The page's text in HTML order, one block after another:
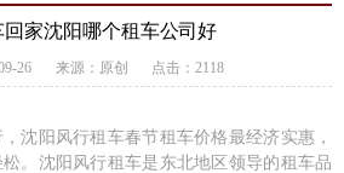
回家沈阳哪个租车公司好
26 来源：原创 点击：2118
沈阳风行租车春节租车价格最经济实惠，
。沈阳风行租车是东北地区领导的租车品